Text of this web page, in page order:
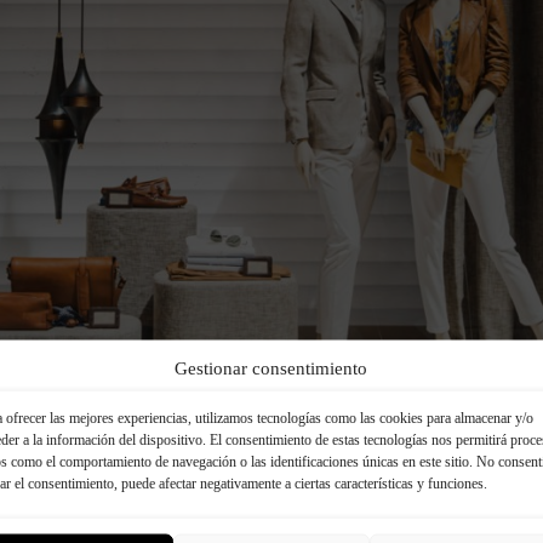
Gestionar consentimiento
ofrecer las mejores experiencias, utilizamos tecnologías como las cookies para almacenar y/o
a la información del dispositivo. El consentimiento de estas tecnologías nos permitirá
como el comportamiento de navegación o las identificaciones únicas en este sitio. No
el consentimiento, puede afectar negativamente a ciertas características y funciones.
Jahr, neue Oberflächen! Panespol® präsentiert
architektonische Wendungen und rustikale
das Jahr 2018. 4 neue und gewagte Modelle aus
ergänzen die BETON-Produktreihe: Endlich auf dem
einfach zu installierende Oberfläche, die eine
aufs Genauste imitiert (Bloque Hormigón); und
aufsehenerregende ‘Beton-Ausführungen’, die …